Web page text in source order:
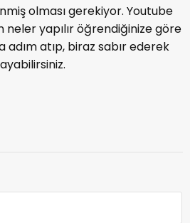
sahip olması ve
olması gerekiyor. Youtube
yapılır öğrendiğinize göre
atıp, biraz sabır ederek